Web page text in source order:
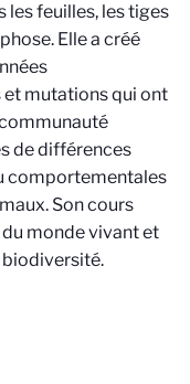
les feuilles, les tiges
Elle a créé
et mutations qui ont
de différences
comportementales
Son cours
monde vivant et
biodiversité.